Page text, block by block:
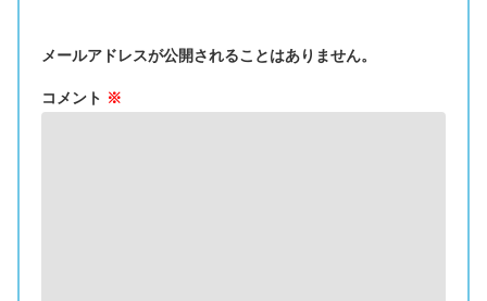
メールアドレスが公開されることはありません。
コメント ※